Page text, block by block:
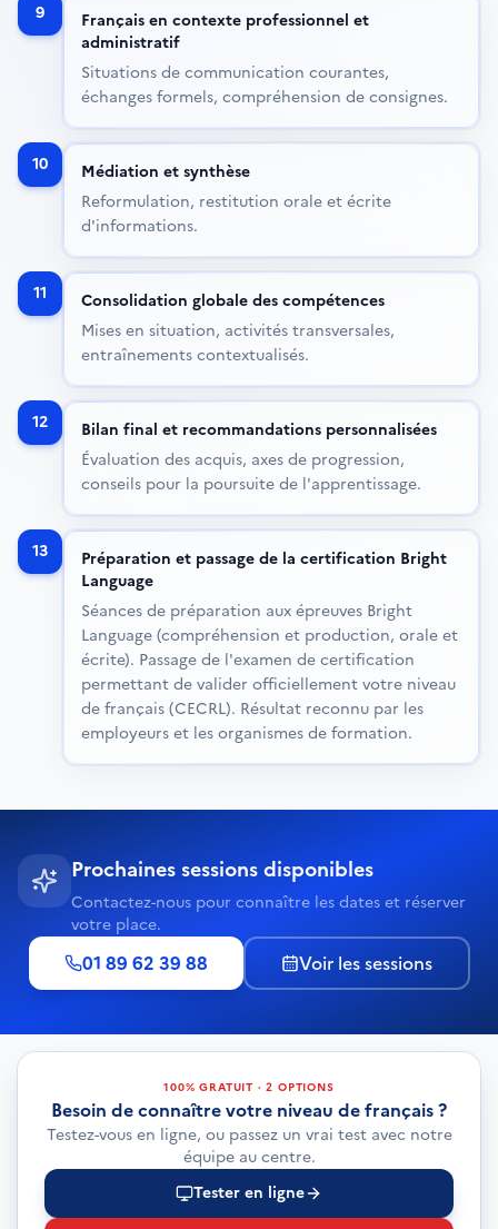
9
Français en contexte professionnel et
administratif
Situations de communication courantes,
échanges formels, compréhension de consignes.
10
Médiation et synthèse
Reformulation, restitution orale et écrite
d'informations.
11
Consolidation globale des compétences
Mises en situation, activités transversales,
entraînements contextualisés.
12
Bilan final et recommandations personnalisées
Évaluation des acquis, axes de progression,
conseils pour la poursuite de l'apprentissage.
13
Préparation et passage de la certification Bright
Language
Séances de préparation aux épreuves Bright
Language (compréhension et production, orale et
écrite). Passage de l'examen de certification
permettant de valider officiellement votre niveau
de français (CECRL). Résultat reconnu par les
employeurs et les organismes de formation.
Prochaines sessions disponibles
Contactez-nous pour connaître les dates et réserver
votre place.
01 89 62 39 88 Voir les sessions
100% GRATUIT · 2 OPTIONS
Besoin de connaître votre niveau de français ?
Testez-vous en ligne, ou passez un vrai test avec notre
équipe au centre.
Tester en ligne